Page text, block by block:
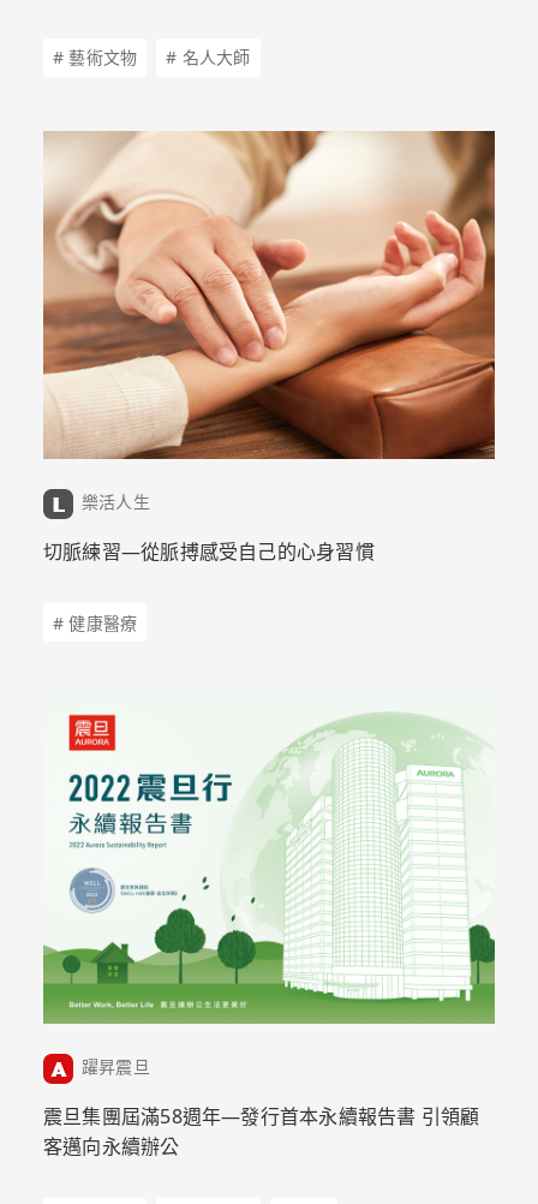
# 藝術文物 # 名人大師
樂活人生
切脈練習—從脈搏感受自己的心身習慣
# 健康醫療
躍昇震旦
震旦集團屆滿58週年—發行首本永續報告書 引領顧
客邁向永續辦公